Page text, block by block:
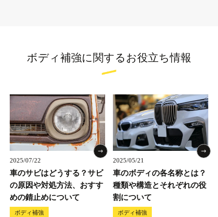
ボディ補強に関するお役立ち情報
2025/07/22
車のサビはどうする？サビ
の原因や対処方法、おすす
めの錆止めについて
ボディ補強
2025/05/21
車のボディの各名称とは？
種類や構造とそれぞれの役
割について
ボディ補強